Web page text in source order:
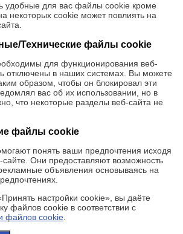
удобные для вас файлы cookie кроме
некоторых cookie может повлиять на
Технические файлы cookie
для функционирования веб-
отключены в наших системах. Вы можете
образом, чтобы он блокировал эти
вас об их использовании, но в
что некоторые разделы веб-сайта не
файлы cookie
понять ваши предпочтения исходя
сайте. Они предоставляют возможность
объявления основываясь на
настройки cookie», вы даёте
файлов cookie в соответствии с
файлов cookie.